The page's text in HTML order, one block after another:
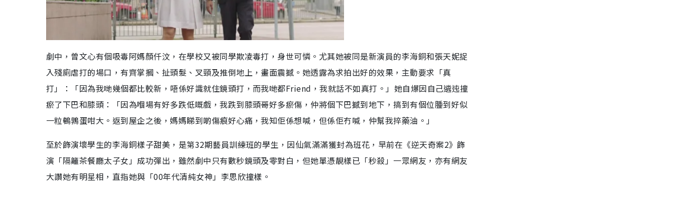
劇中，曾文心有個吸毒阿媽顏仟汶，在學校又被同學欺凌毒打，身世可憐。尤其她被同是新演員的李海銅和張天妮捉
入殘廁虐打的場口，有齊掌摑、扯頭髮、叉頸及推倒地上，畫面震撼。她透露為求拍出好的效果，主動要求「真
打」：「因為我哋幾個都比較新，唔係好識就住鏡頭打，而我哋都Friend，我就話不如真打。」她自爆因自己遴迍撞
瘀了下巴和膝頭：「因為嗰場有好多跌低嘅戲，我跌到膝頭哥好多瘀傷，仲將個下巴撼到地下，搞到有個位腫到好似
一粒鵪鶉蛋咁大。返到屋企之後，媽媽睇到啲傷痕好心痛，我知佢係想喊，但係佢冇喊，仲幫我捽藥油。」
至於飾演壞學生的李海銅樣子甜美，是第32期藝員訓練班的學生，因仙氣滿滿獲封為班花，早前在《逆天奇案2》飾
演「隔籬茶餐廳太子女」成功彈出，雖然劇中只有數秒鏡頭及零對白，但她單憑靚樣已「秒殺」一眾網友，亦有網友
大讚她有明星相，直指她與「00年代清純女神」李思欣撞樣。